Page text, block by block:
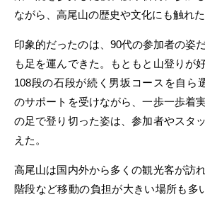
ながら、高尾山の歴史や文化にも触れた
印象的だったのは、90代の参加者の姿
も足を運んできた。もともと山登りが
108段の石段が続く男坂コースを自ら
のサポートを受けながら、一歩一歩着
の足で登り切った姿は、参加者やスタ
えた。
高尾山は国内外から多くの観光客が訪
階段など移動の負担が大きい場所も多